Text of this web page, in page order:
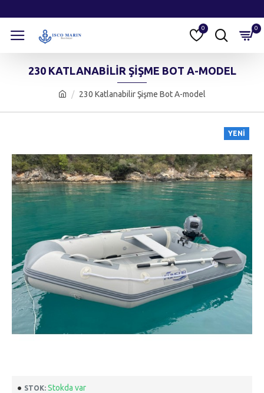
0 0
230 Katlanabilir Şişme Bot A-model
230 KATLANABILIR ŞIŞME BOT A-MODEL
YENI
STOK: Stokda var